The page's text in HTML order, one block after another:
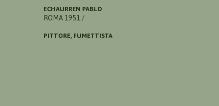
ECHAURREN PABLO
ROMA 1951 /
PITTORE, FUMETTISTA